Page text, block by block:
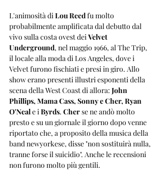
L'animosità di Lou Reed fu molto
probabilmente amplificata dal debutto dal
vivo sulla costa ovest dei Velvet
Underground, nel maggio 1966, al The Trip,
il locale alla moda di Los Angeles, dove i
Velvet furono fischiati e presi in giro. Allo
show erano presenti illustri esponenti della
scena della West Coast di allora: John
Phillips, Mama Cass, Sonny e Cher, Ryan
O'Neal e i Byrds. Cher se ne andò molto
presto e su un giornale il giorno dopo venne
riportato che, a proposito della musica della
band newyorkese, disse "non sostituirà nulla,
tranne forse il suicidio". Anche le recensioni
non furono molto più gentili.